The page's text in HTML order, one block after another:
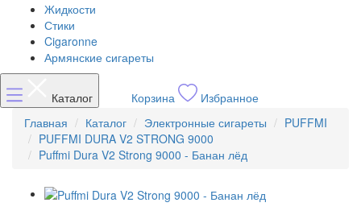
Жидкости
Стики
Cigaronne
Армянские сигареты
Каталог Корзина
Избранное
Главная
Каталог Электронные сигареты
PUFFMI
PUFFMI DURA V2 STRONG 9000
Puffmi Dura V2 Strong 9000 - Банан лёд